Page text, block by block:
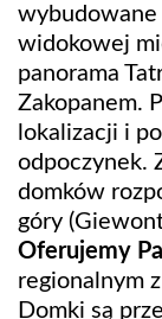
wybudowane
widokowej
panorama
Zakopanem.
lokalizacji i
odpoczynek.
domków
góry
Oferujemy
regionalnym
Domki są